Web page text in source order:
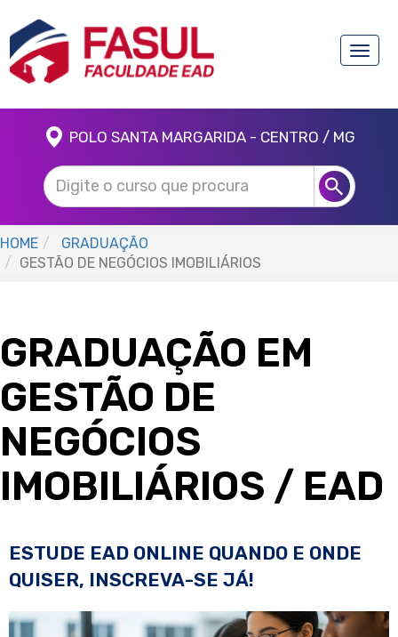
Toggle
POLO SANTA MARGARIDA - CENTRO / MG
HOME
GRADUAÇÃO
GESTÃO DE NEGÓCIOS IMOBILIÁRIOS
GRADUAÇÃO EM
GESTÃO DE
NEGÓCIOS
IMOBILIÁRIOS / EAD
ESTUDE EAD ONLINE QUANDO E ONDE
QUISER, INSCREVA-SE JÁ!